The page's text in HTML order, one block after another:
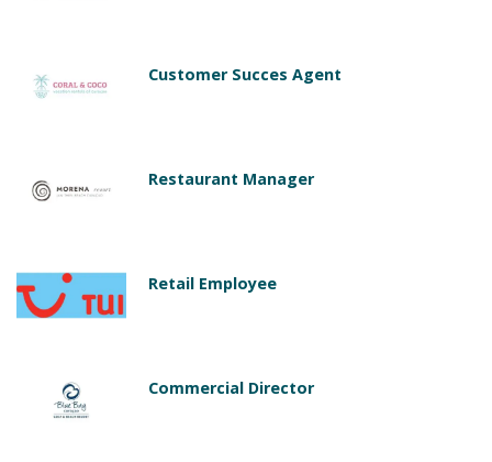
Customer Succes Agent
Restaurant Manager
Retail Employee
Commercial Director